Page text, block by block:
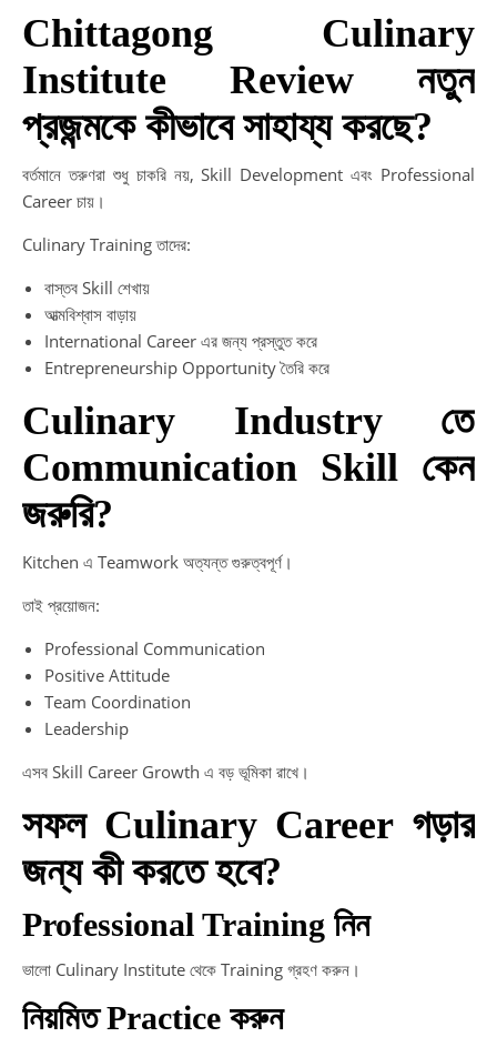
Chittagong Culinary
Institute Review নতুন
প্রজন্মকে কীভাবে সাহায্য করছে?
বর্তমানে তরুণরা শুধু চাকরি নয়, Skill Development এবং Professional
Career চায়।
Culinary Training তাদের:
বাস্তব Skill শেখায়
আত্মবিশ্বাস বাড়ায়
International Career এর জন্য প্রস্তুত করে
Entrepreneurship Opportunity তৈরি করে
Culinary Industry তে
Communication Skill কেন
জরুরি?
Kitchen এ Teamwork অত্যন্ত গুরুত্বপূর্ণ।
তাই প্রয়োজন:
Professional Communication
Positive Attitude
Team Coordination
Leadership
এসব Skill Career Growth এ বড় ভূমিকা রাখে।
সফল Culinary Career গড়ার
জন্য কী করতে হবে?
Professional Training নিন
ভালো Culinary Institute থেকে Training গ্রহণ করুন।
নিয়মিত Practice করুন